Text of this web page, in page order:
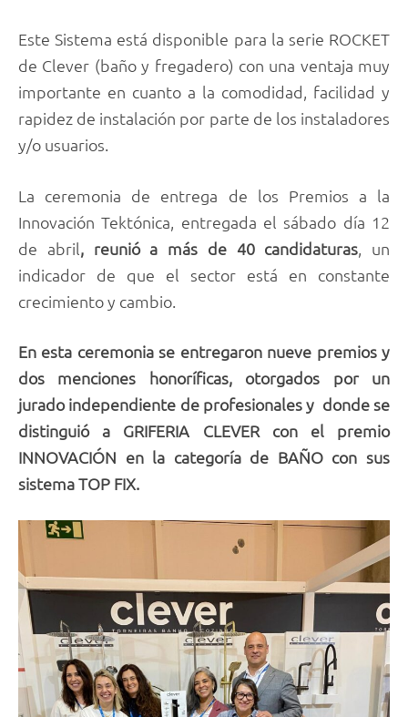
Este Sistema está disponible para la serie ROCKET
de Clever (baño y fregadero) con una ventaja muy
importante en cuanto a la comodidad, facilidad y
rapidez de instalación por parte de los instaladores
y/o usuarios.
La ceremonia de entrega de los Premios a la
Innovación Tektónica, entregada el sábado día 12
de abril, reunió a más de 40 candidaturas , un
indicador de que el sector está en constante
crecimiento y cambio.
En esta ceremonia se entregaron nueve premios y
dos menciones honoríficas, otorgados por un
jurado independiente de profesionales y donde se
distinguió a GRIFERIA CLEVER con el premio
INNOVACIÓN en la categoría de BAÑO con sus
sistema TOP FIX.